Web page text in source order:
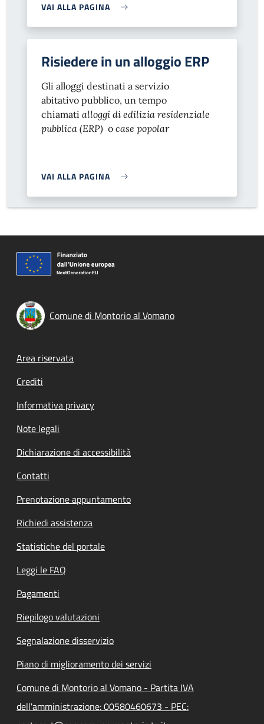
VAI ALLA PAGINA
Risiedere in un alloggio ERP
Gli alloggi destinati a servizio
abitativo pubblico, un tempo
chiamati alloggi di edilizia residenziale
pubblica (ERP) o case popolar
VAI ALLA PAGINA
Comune di Montorio al Vomano
Footer menu
Area riservata
Crediti
Informativa privacy
Note legali
Dichiarazione di accessibilità
Contatti
Prenotazione appuntamento
Richiedi assistenza
Statistiche del portale
Leggi le FAQ
Pagamenti
Riepilogo valutazioni
Segnalazione disservizio
Piano di miglioramento dei servizi
Comune di Montorio al Vomano - Partita IVA
dell'amministrazione: 00580460673 - PEC: